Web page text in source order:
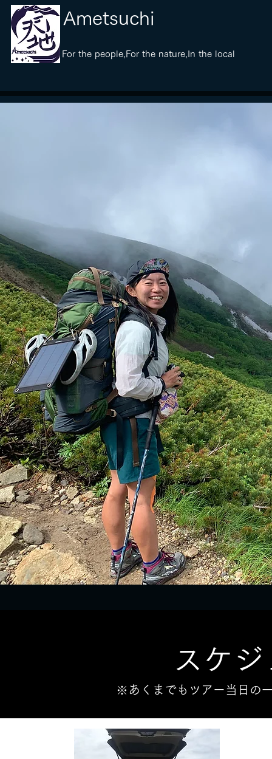
​Ametsuchi
​For the people,For the nature,In the local
スケ
​※あくまでもツアー当日の